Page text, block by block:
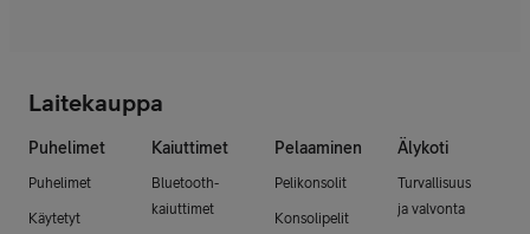
Laitekauppa
Puhelimet
Puhelimet
Käytetyt
Kaiuttimet
Bluetooth-
kaiuttimet
Pelaaminen
Pelikonsolit
Konsolipelit
Älykoti
Turvallisuus
ja valvonta